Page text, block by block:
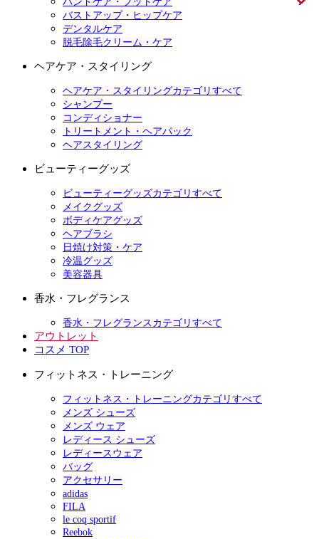
バストアップ・ヒップケア
デンタルケア
脱毛除毛クリーム・ケア
ヘアケア・スタイリング
ヘアケア・スタイリングカテゴリすべて
シャンプー
コンディショナー
トリートメント・ヘアパック
ヘアスタイリング
ビューティーグッズ
ビューティーグッズカテゴリすべて
メイクグッズ
ボディケアグッズ
ヘアブラシ
日焼け対策・ケア
冷温グッズ
美容器具
香水・フレグランス
香水・フレグランスカテゴリすべて
アウトレット
コスメ TOP
フィットネス・トレーニング
フィットネス・トレーニングカテゴリすべて
メンズ シューズ
メンズ ウェア
レディース シューズ
レディースウェア
バッグ
アクセサリー
adidas
FILA
le coq sportif
Reebok